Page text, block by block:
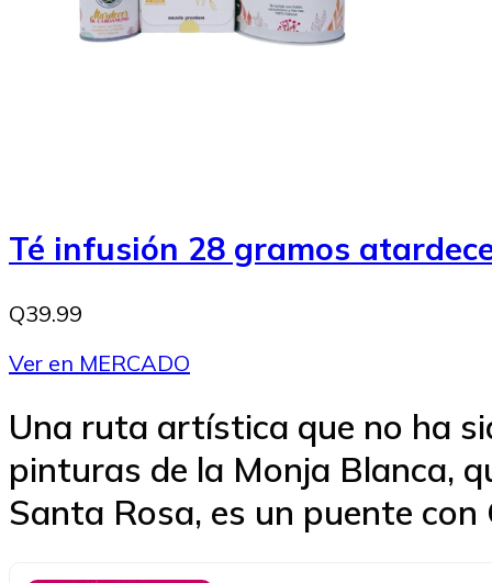
Té infusión 28 gramos
Q39.99
Ver en MERCADO
Una ruta artística que no ha
pinturas de la Monja Blanca,
Santa Rosa, es un puente